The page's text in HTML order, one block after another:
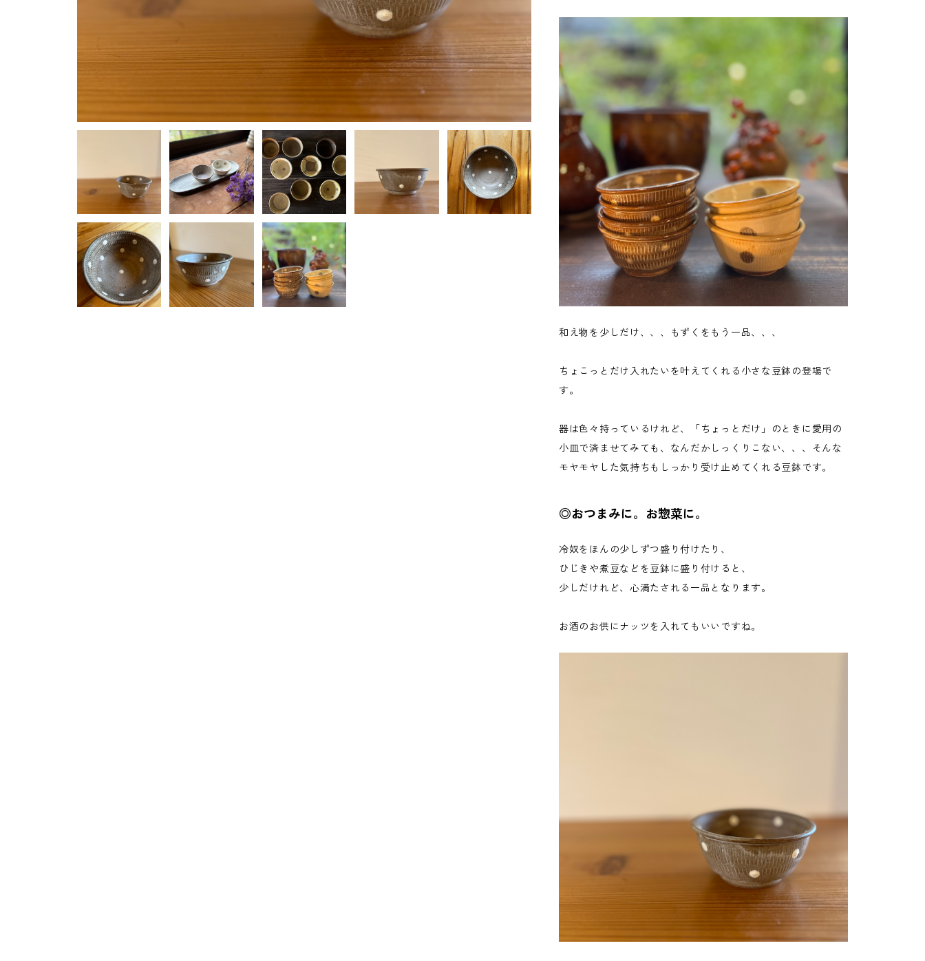
和え物を少しだけ、、、もずくをもう一品、、、
ちょこっとだけ入れたいを叶えてくれる小さな豆鉢の登場で
す。
器は色々持っているけれど、「ちょっとだけ」のときに愛用の
小皿で済ませてみても、なんだかしっくりこない、、、そんな
モヤモヤした気持ちもしっかり受け止めてくれる豆鉢です。
◎おつまみに。お惣菜に。
冷奴をほんの少しずつ盛り付けたり、
ひじきや煮豆などを豆鉢に盛り付けると、
少しだけれど、心満たされる一品となります。
お酒のお供にナッツを入れてもいいですね。